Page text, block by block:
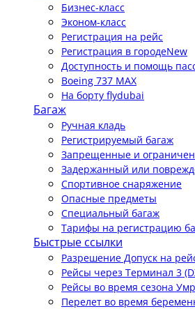
Бизнес-класс
Эконом-класс
Регистрация на рейс
Регистрация в городеNew
Доступность и помощь
Boeing 737 MAX
На борту flydubai
Багаж
Ручная кладь
Регистрируемый багаж
Запрещенные и
Задержанный или
Спортивное снаряжение
Опасные предметы
Специальный багаж
Тарифы на регистрацию
Быстрые ссылки
Разрешение Допуск на
Рейсы через Терминал 3
Рейсы во время сезона
Перелет во время